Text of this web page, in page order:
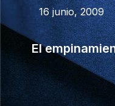
16 junio, 2009
El